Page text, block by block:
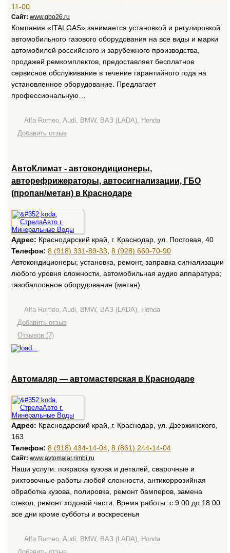
11-00
Сайт: www.gbo26.ru
Компания «ITALGAS» занимается установкой и регулировкой
автомобильного газового оборудования на все виды и марки
автомобилей российского и зарубежного производства,
продажей ремкомплектов, предоставляет бесплатное
сервисное обслуживание в течение гарантийного года на
установленное оборудование. Предлагает
профессиональную…
Alfa Romeo, Audi, BMW, ВАЗ (LADA), Honda
Добавить отзыв
АвтоКлимат - автокондиционеры,
авторефрижераторы, автосигнализации, ГБО
(пропан/метан) в Краснодаре
Адрес: Краснодарский край, г. Краснодар, ул. Постовая, 40
Телефон: 8 (918) 331-89-33 8 (928) 660-70-90
Автокондиционеры; установка, ремонт, заправка сигнализации
любого уровня сложности, автомобильная аудио аппаратура;
газобаллонное оборудование (метан).
Alfa Romeo, Audi, BMW, ВАЗ (LADA), Honda
Добавить отзыв
Отзывов (7)
Автомаляр — автомастерская в Краснодаре
Адрес: Краснодарский край, г. Краснодар, ул. Дзержинского,
163
Телефон: 8 (918) 434-14-04 8 (861) 244-14-04
Сайт: www.avtomalar.rimbi.ru
Наши услуги: покраска кузова и деталей, сварочные и
рихтовочные работы любой сложности, антикоррозийная
обработка кузова, полировка, ремонт бамперов, замена
стекол, ремонт ходовой части. Время работы: с 9:00 до 18:00
все дни кроме субботы и воскресенья
Alfa Romeo, Audi, BMW, ВАЗ (LADA), Honda